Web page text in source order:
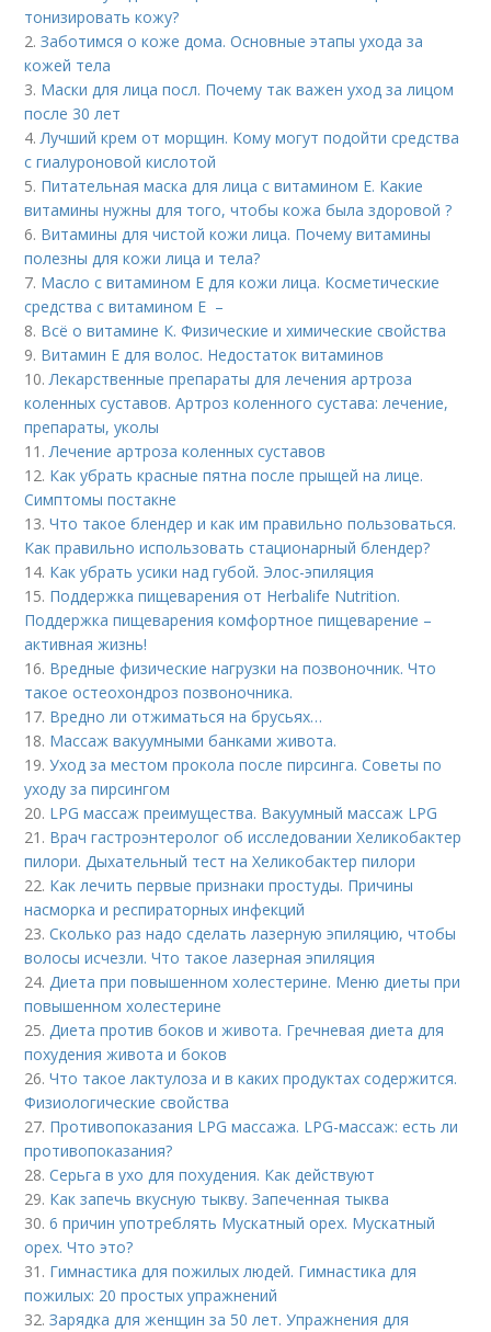
тонизировать кожу?
2.Заботимся о коже дома. Основные этапы ухода за
кожей тела
3. Маски для лица посл. Почему так важен уход за лицом
после 30 лет
4.Лучший крем от морщин. Кому могут подойти средства
с гиалуроновой кислотой
5. Питательная маска для лица с витамином Е. Какие
витамины нужны для того, чтобы кожа была здоровой ?
6. Витамины для чистой кожи лица. Почему витамины
полезны для кожи лица и тела?
7. Масло с витамином Е для кожи лица. Косметические
средства с витамином Е –
8. Всё о витамине К. Физические и химические свойства
9. Витамин Е для волос. Недостаток витаминов
10.Лекарственные препараты для лечения артроза
коленных суставов. Артроз коленного сустава: лечение,
препараты, уколы
11.Лечение артроза коленных суставов
12. Как убрать красные пятна после прыщей на лице.
Симптомы постакне
13.Что такое блендер и как им правильно пользоваться.
Как правильно использовать стационарный блендер?
14. Как убрать усики над губой. Элос-эпиляция
15. Поддержка пищеварения от Herbalife Nutrition.
Поддержка пищеварения комфортное пищеварение –
активная жизнь!
16. Вредные физические нагрузки на позвоночник. Что
такое остеохондроз позвоночника.
17. Вредно ли отжиматься на брусьях…
18. Массаж вакуумными банками живота.
19.Уход за местом прокола после пирсинга. Советы по
уходу за пирсингом
20. LPG массаж преимущества. Вакуумный массаж LPG
21. Врач гастроэнтеролог об исследовании Хеликобактер
пилори. Дыхательный тест на Хеликобактер пилори
22. Как лечить первые признаки простуды. Причины
насморка и респираторных инфекций
23.Сколько раз надо сделать лазерную эпиляцию, чтобы
волосы исчезли. Что такое лазерная эпиляция
24.Диета при повышенном холестерине. Меню диеты при
повышенном холестерине
25.Диета против боков и живота. Гречневая диета для
похудения живота и боков
26.Что такое лактулоза и в каких продуктах содержится.
Физиологические свойства
27. Противопоказания LPG массажа. LPG-массаж: есть ли
противопоказания?
28.Серьга в ухо для похудения. Как действуют
29. Как запечь вкусную тыкву. Запеченная тыква
30.6 причин употреблять Мускатный орех. Мускатный
орех. Что это?
31. Гимнастика для пожилых людей. Гимнастика для
пожилых: 20 простых упражнений
32.Зарядка для женщин за 50 лет. Упражнения для